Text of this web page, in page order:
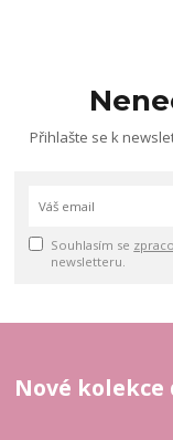
Přihlašte se k
Souhlasím se
newsletteru.
Nové